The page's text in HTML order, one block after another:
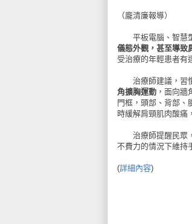
（龐清廉報導）
平板電腦、智慧型
儀態外觀，甚至導致
受治療的年輕患者有
治療師建議，習慣
角擴胸運動 ，面向
門框，頭部、背部、
時緩解肩頸肌肉酸痛
治療師提醒民眾，
不費力的情況下維持
(詳細內容)